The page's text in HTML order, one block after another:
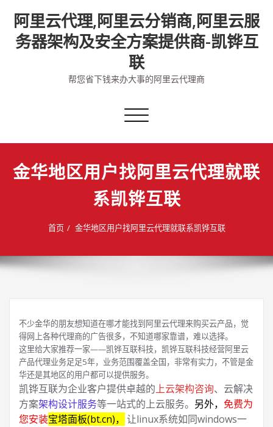
content
阿里云代理,阿里云分销商,阿里云服
务器架构及安全方案提供商-凯铧互
联
帮您省下钱来办大事的阿里云代理商
切
导
金华地区用户找阿里云代理就联
系凯铧互联
首页 金华地区用户找阿里云代理就联系凯铧互联
不少金华的朋友想知道在哪才能找到阿里云代理来购买云产品，觉
得网上各种代理商的广告很多，不知道哪家靠谱，难以选择。
这里给大家推荐一家——凯铧互联科技，凯铧互联科技经营阿里云
产品代理业务足足5年，业务范围覆盖全国，非常有实力，不管是金
华还是其地区的用户都可以提供服务。
凯铧互联为企业客户提供卓越的上云架构咨询、云解决
方案架构设计服务等一站式的上云服务。 另外， 免费为
您安装宝塔面板(bt.cn)， 让linux系统如同windows一